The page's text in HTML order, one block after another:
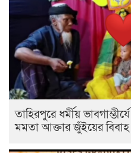
তাহিরপুরে ধর্মীয়
মমতা আক্তার জুঁইয়ের